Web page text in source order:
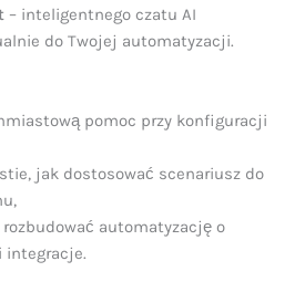
– inteligentnego czatu AI
do Twojej automatyzacji.
pomoc przy konfiguracji
jak dostosować scenariusz do
automatyzację o
integracje.